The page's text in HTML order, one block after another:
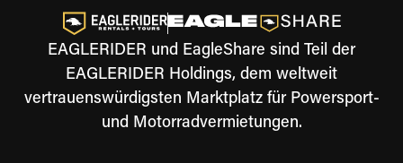
EAGLERIDER und EagleShare sind Teil der
EAGLERIDER Holdings, dem weltweit
vertrauenswürdigsten Marktplatz für Powersport-
und Motorradvermietungen.